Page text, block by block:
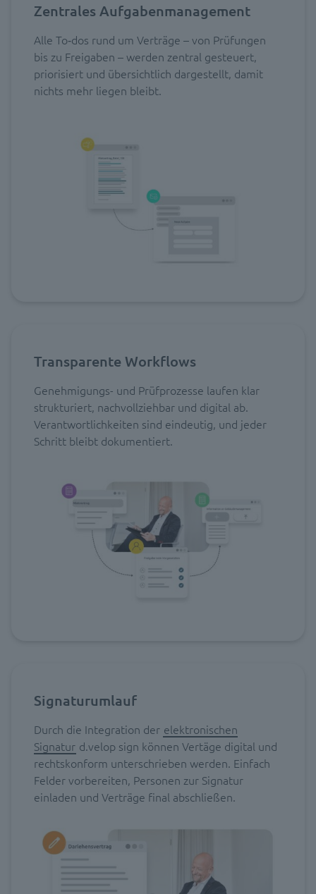
Zentrales Aufgabenmanagement
Alle To‑dos rund um Verträge – von Prüfungen
bis zu Freigaben – werden zentral gesteuert,
priorisiert und übersichtlich dargestellt, damit
nichts mehr liegen bleibt.
Transparente Workflows
Genehmigungs- und Prüfprozesse laufen klar
strukturiert, nachvollziehbar und digital ab.
Verantwortlichkeiten sind eindeutig, und jeder
Schritt bleibt dokumentiert.
Signaturumlauf
Durch die Integration der elektronischen
Signatur d.velop sign können Vertäge digital und
rechtskonform unterschrieben werden. Einfach
Felder vorbereiten, Personen zur Signatur
einladen und Verträge final abschließen.